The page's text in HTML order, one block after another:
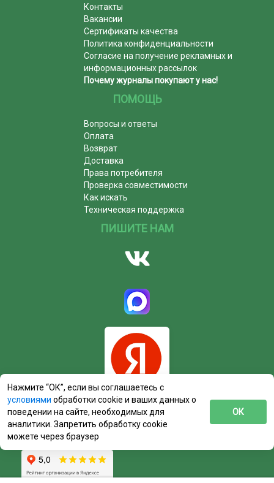
Контакты
Вакансии
Сертификаты качества
Политика конфиденциальности
Согласие на получение рекламных и
информационных рассылок
Почему журналы покупают у нас!
ПОМОЩЬ
Вопросы и ответы
Оплата
Возврат
Доставка
Права потребителя
Проверка совместимости
Как искать
Техническая поддержка
ПИШИТЕ НАМ
Нажмите “ОК”, если вы соглашаетесь с
условиями обработки cookie и ваших данных о
поведении на сайте, необходимых для
аналитики. Запретить обработку cookie
можете через браузер
ОК